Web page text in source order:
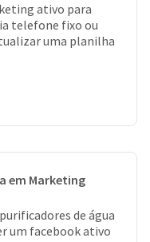
ativo para
telefone fixo ou
uma planilha
em Marketing
de água
um facebook ativo